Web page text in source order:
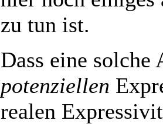
zu tun ist.
Dass eine solche
potenziellen
realen